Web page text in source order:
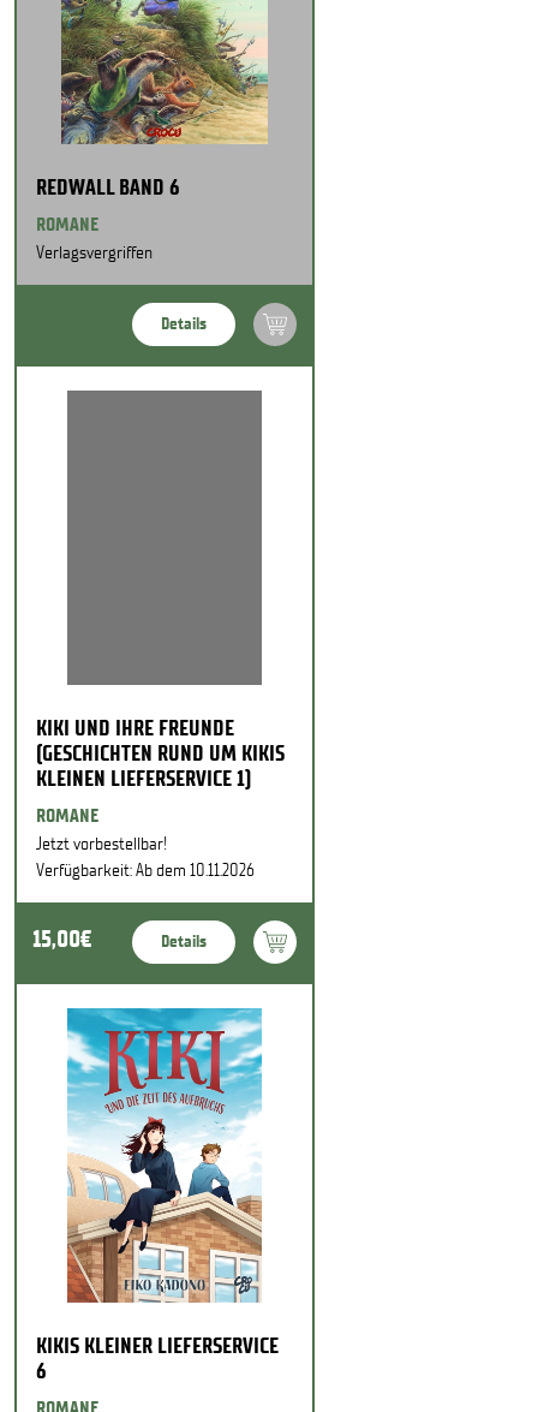
REDWALL BAND 6
ROMANE
Verlagsvergriffen
Details
KIKI UND IHRE FREUNDE
(GESCHICHTEN RUND UM KIKIS
KLEINEN LIEFERSERVICE 1)
ROMANE
Jetzt vorbestellbar!
Verfügbarkeit: Ab dem 10.11.2026
15,00€ Details
KIKIS KLEINER LIEFERSERVICE
6